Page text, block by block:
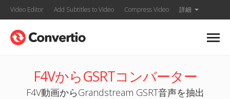
Video Editor Add Subtitles to Video Compress Video 詳細
F4VからGSRTコンバーター
F4V動画からGrandstream GSRT音声を抽出